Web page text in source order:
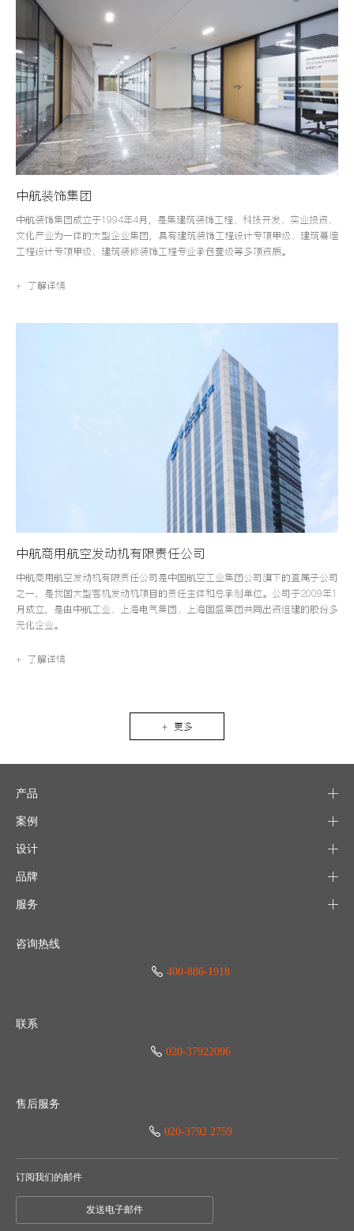
中航装饰集团
中航装饰集团成立于1994年4月，是集建筑装饰工程、科技开发、实业投资、
文化产业为一体的大型企业集团，具有建筑装饰工程设计专项甲级、建筑幕墙
工程设计专项甲级、建筑装修装饰工程专业承包壹级等多项资质。
+ 了解详情
中航商用航空发动机有限责任公司
中航商用航空发动机有限责任公司是中国航空工业集团公司旗下的直属子公司
之一，是我国大型客机发动机项目的责任主体和总承制单位。公司于2009年1
月成立，是由中航工业、上海电气集团、上海国盛集团共同出资组建的股份多
元化企业。
+ 了解详情
+ 更多
产品
案例
设计
品牌
服务
咨询热线
400-886-1918
联系
020-37922096
售后服务
020-3792 2759
订阅我们的邮件
发送电子邮件